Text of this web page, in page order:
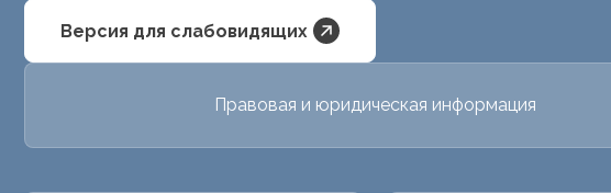
Версия для слабовидящих
Правовая и юридическая информация